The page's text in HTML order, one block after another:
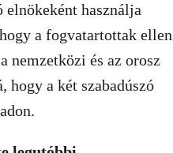
elnökeként használja
a fogvatartottak ellen
nemzetközi és az orosz
hogy a két szabadúszó